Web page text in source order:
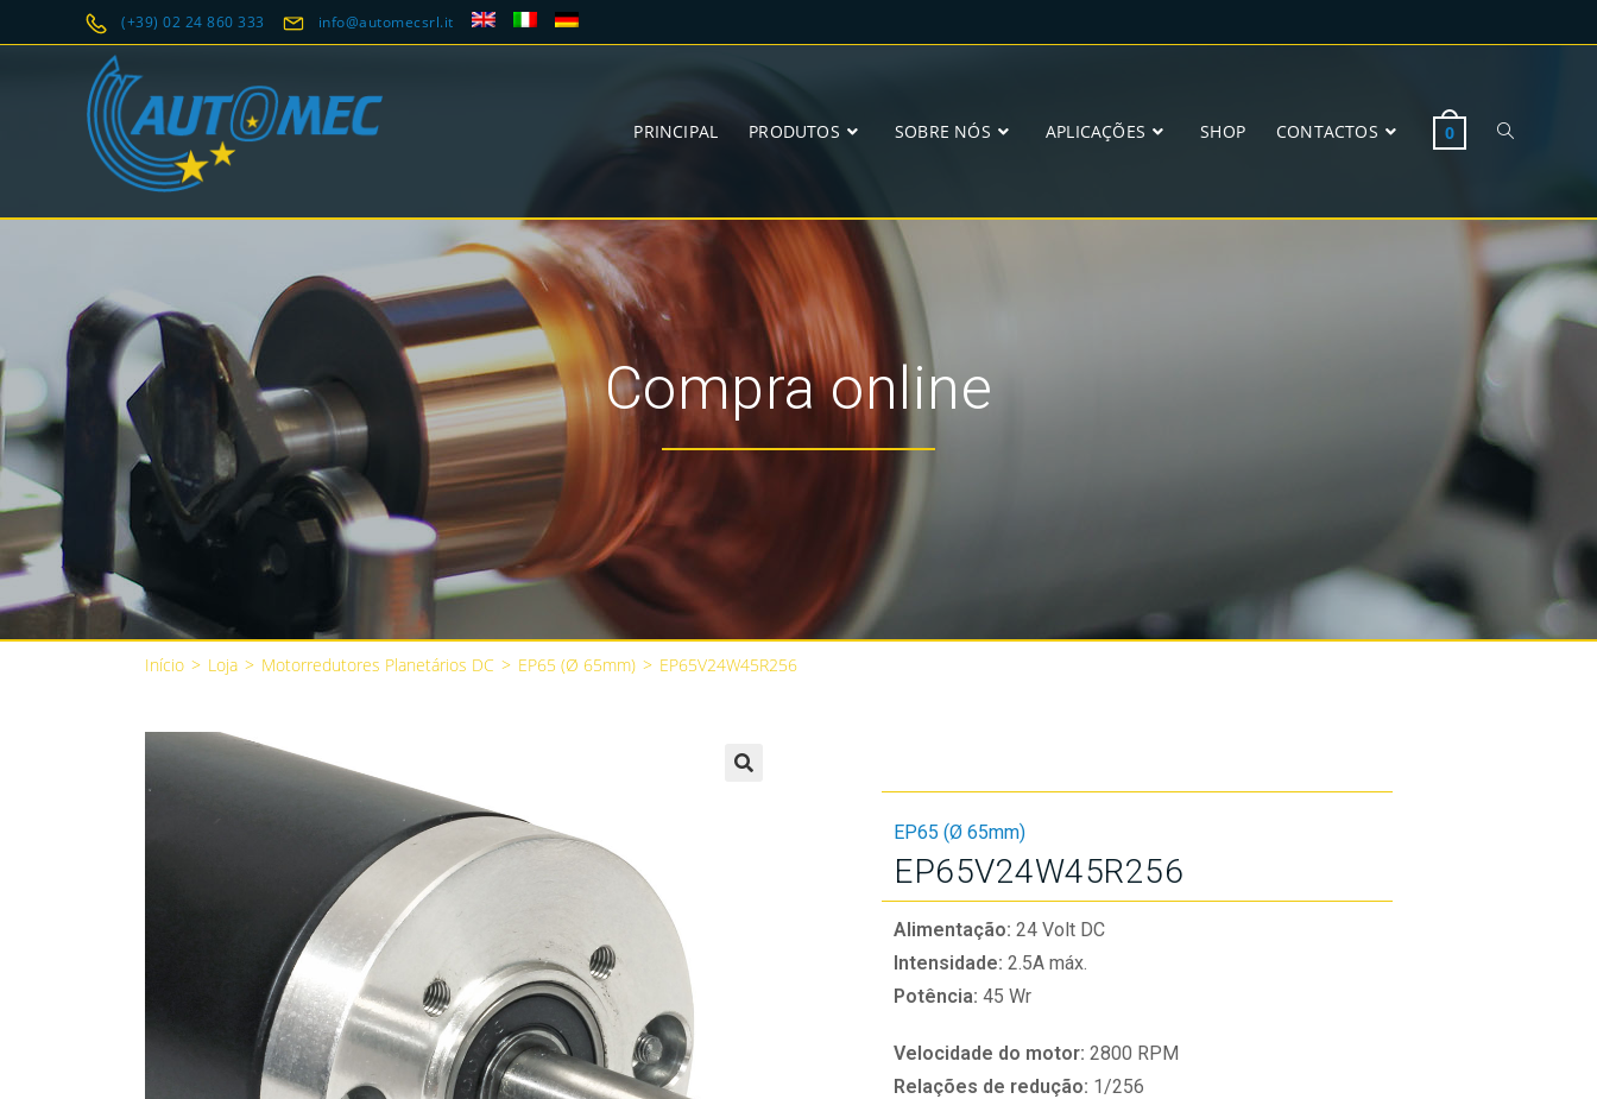
(+39) 02 24 860 333 info@automecsrl.it
PRINCIPAL PRODUTOS SOBRE NÓS APLICAÇÕES SHOP CONTACTOS 0
Compra online
Início > Loja > Motorredutores Planetários DC > EP65 (Ø 65mm) > EP65V24W45R256
EP65 (Ø 65mm)
EP65V24W45R256
Alimentação: 24 Volt DC
Intensidade: 2.5A máx.
Potência: 45 Wr
Velocidade do motor: 2800 RPM
Relações de redução: 1/256